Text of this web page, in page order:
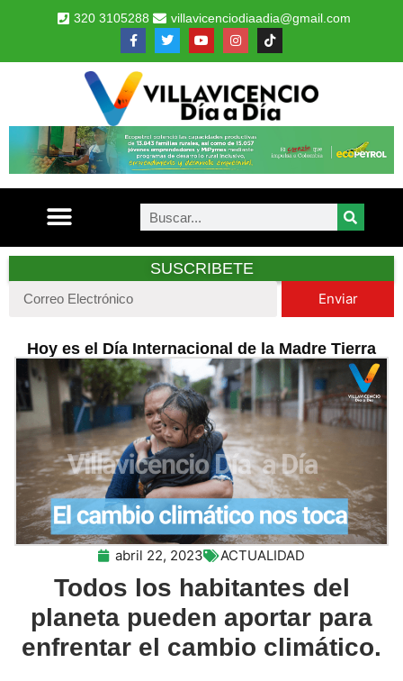
320 3105288 villavicenciodiaadia@gmail.com
SUSCRIBETE
Enviar
Hoy es el Día Internacional de la Madre Tierra
abril 22, 2023 ACTUALIDAD
Todos los habitantes del
planeta pueden aportar para
enfrentar el cambio climático.